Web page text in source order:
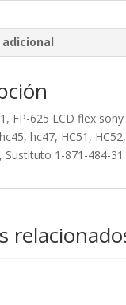
FP-625 LCD flex sony
hc47, HC51,
Sustituto 1-871-484-31